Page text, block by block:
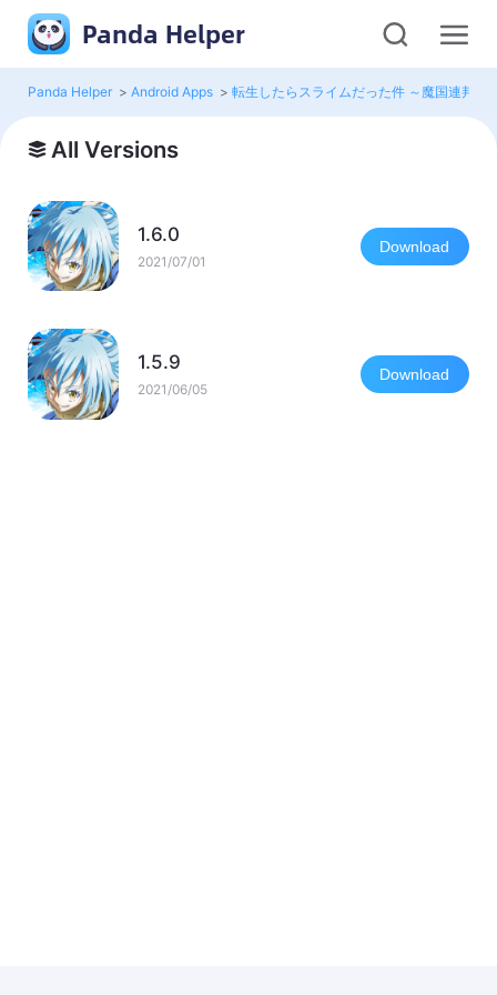
Panda Helper
Panda Helper > Android Apps > 転生したらスライムだった件 ～魔国連邦創
All Versions
1.6.0
2021/07/01
Download
1.5.9
2021/06/05
Download